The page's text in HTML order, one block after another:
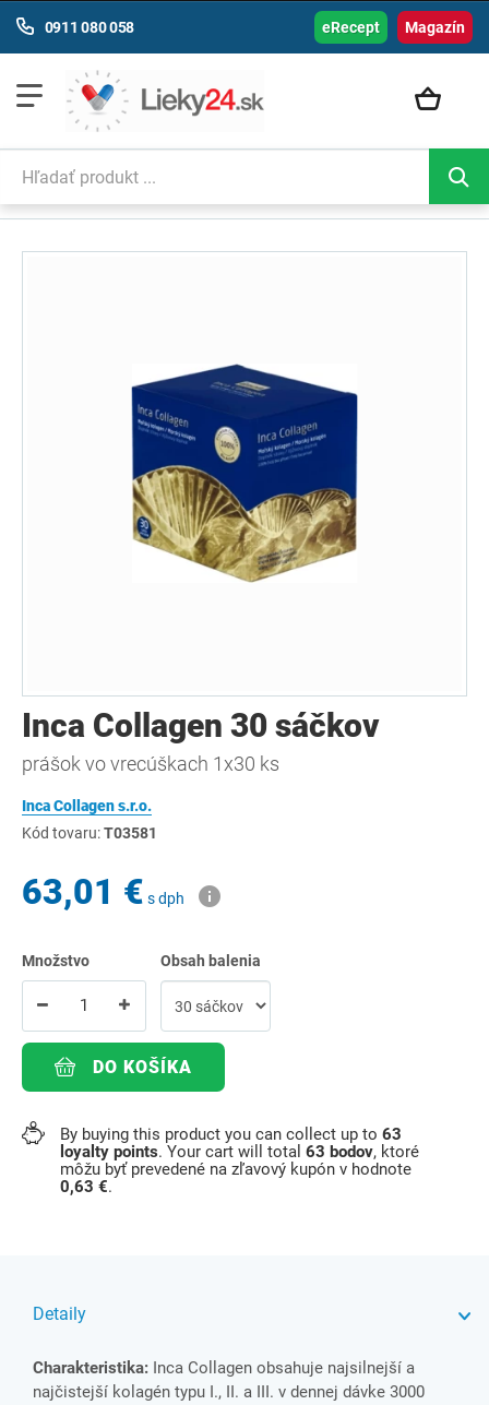
Magazín
0911 080 058 eRecept
Inca Collagen 30 sáčkov
prášok vo vrecúškach 1x30 ks
Inca Collagen s.r.o.
Kód tovaru:T03581
63,01 € s dph
Množstvo Obsah balenia
DO KOŠÍKA
By buying this product you can collect up to 63
loyalty points. Your cart will total 63 bodov, ktoré
môžu byť prevedené na zľavový kupón v hodnote
0,63 €.
Detaily
Charakteristika: Inca Collagen obsahuje najsilnejší a
najčistejší kolagén typu I., II. a III. v dennej dávke 3000